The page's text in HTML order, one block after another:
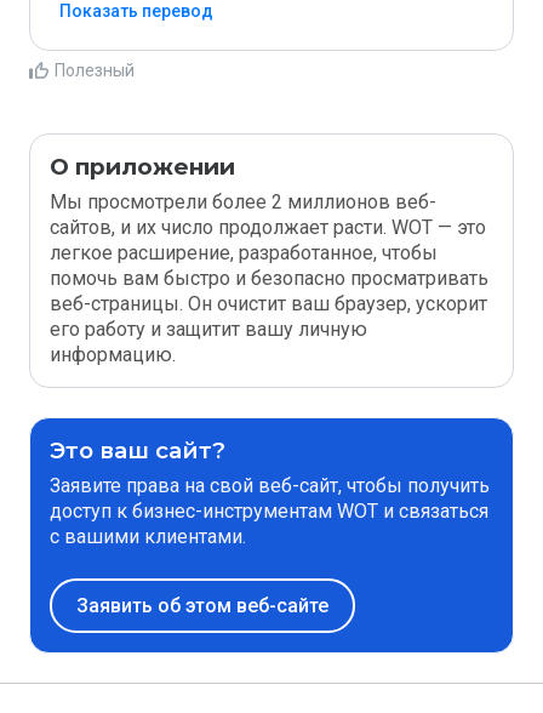
Показать перевод
Полезный
О приложении
Мы просмотрели более 2 миллионов веб-
сайтов, и их число продолжает расти. WOT — это
легкое расширение, разработанное, чтобы
помочь вам быстро и безопасно просматривать
веб-страницы. Он очистит ваш браузер, ускорит
его работу и защитит вашу личную
информацию.
Это ваш сайт?
Заявите права на свой веб-сайт, чтобы получить
доступ к бизнес-инструментам WOT и связаться
с вашими клиентами.
Заявить об этом веб-сайте